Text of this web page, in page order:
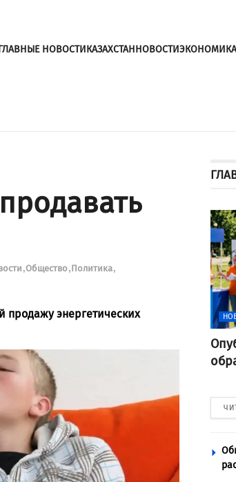
НОВОСТИКАЗАХСТАННОВОСТИЭКОНОМИКА
Общество Политика
энергетических